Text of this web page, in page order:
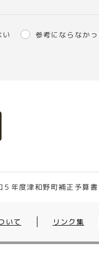
参考にならなか
５年度津和野町補正予算
いて リンク集